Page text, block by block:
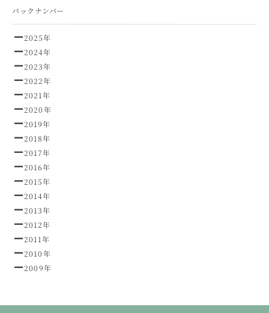
バックナンバー
2025年
2024年
2023年
2022年
2021年
2020年
2019年
2018年
2017年
2016年
2015年
2014年
2013年
2012年
2011年
2010年
2009年